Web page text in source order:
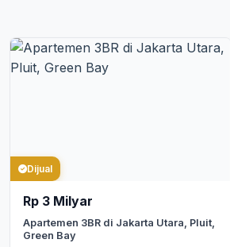
Dijual
Rp 3 Milyar
Apartemen 3BR di Jakarta Utara, Pluit,
Green Bay